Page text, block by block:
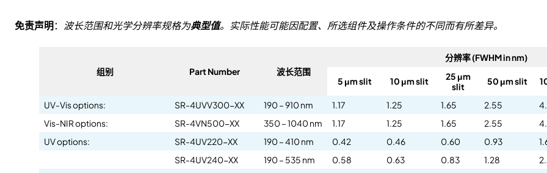
免责声明： 波长范围和光学分辨率规格为典型值。实际性能可能因配置、所选组件及操作条件的不同而有所差异。
组别 Part Number 波长范围
分辨率 (FWHM in nm)
5 μm slit
10 μm slit
25 μm
slit
50 μm slit
UV-Vis options: SR-4UVV300-XX 190 – 910 nm 1.17 1.25 1.65 2.55
Vis-NIR options:
SR-4VN500-XX 350 – 1040 nm 1.17 1.25 1.65 2.55
UV options:
SR-4UV220-XX 190 – 410 nm 0.42 0.46 0.60 0.93
SR-4UV240-XX
190 – 535 nm 0.58 0.63 0.83 1.28